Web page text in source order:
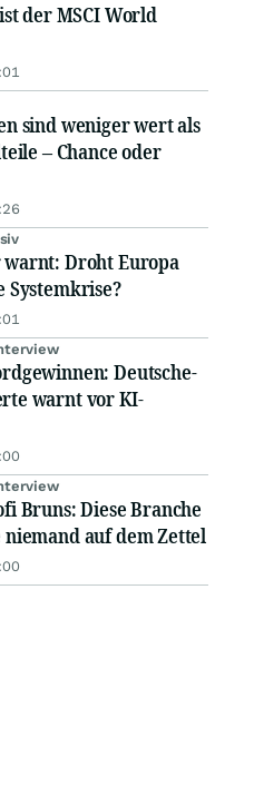
der MSCI World
sind weniger wert als
– Chance oder
Droht Europa
Systemkrise?
Deutsche-
warnt vor KI-
Bruns: Diese Branche
niemand auf dem Zettel